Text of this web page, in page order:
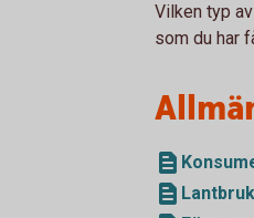
Vilken typ
som du har